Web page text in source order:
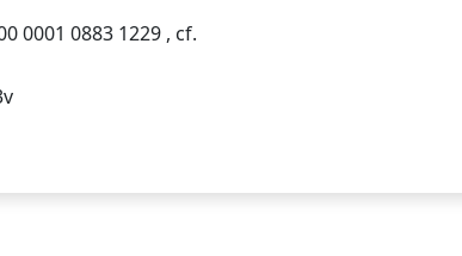
0001 0883 1229 , cf.